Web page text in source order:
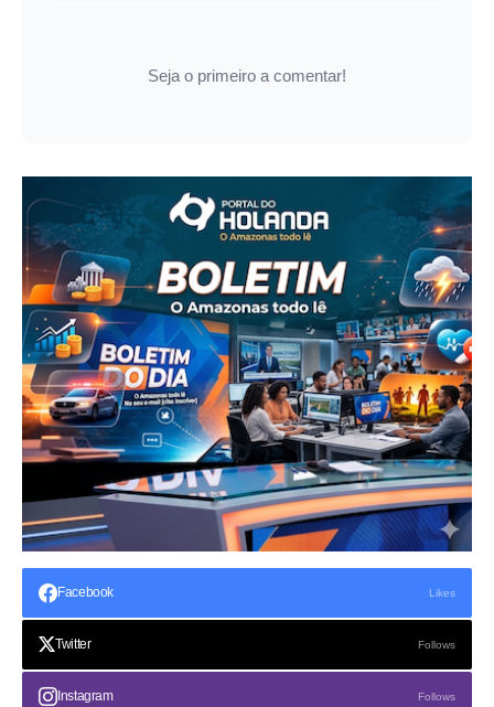
Seja o primeiro a comentar!
Facebook Likes
Twitter Follows
Instagram Follows